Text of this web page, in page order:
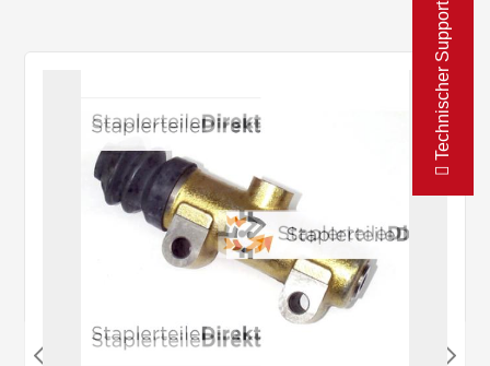
Technischer Support